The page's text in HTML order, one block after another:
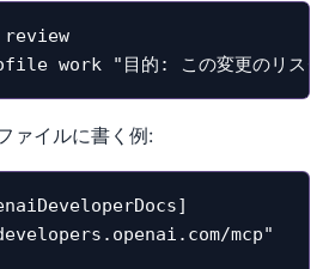
work "目的: この変更のリスク確
ァイルに書く例:
mcp"